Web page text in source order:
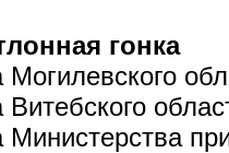
гонка
Министерства